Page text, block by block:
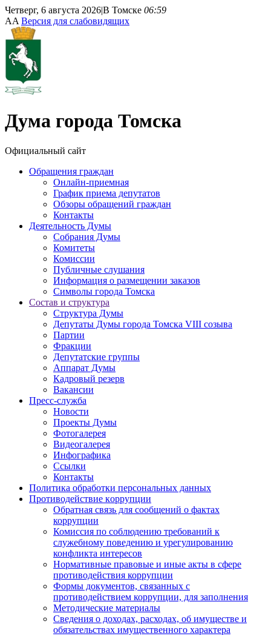
Четверг, 6 августа 2026|В Томске 06:59
AA Версия для слабовидящих
Дума города Томска
Официальный сайт
Обращения граждан
Онлайн-приемная
График приема депутатов
Обзоры обращений граждан
Контакты
Деятельность Думы
Собрания Думы
Комитеты
Комиссии
Публичные слушания
Информация о размещении заказов
Символы города Томска
Состав и структура
Структура Думы
Депутаты Думы города Томска VIII созыва
Партии
Фракции
Депутатские группы
Аппарат Думы
Кадровый резерв
Вакансии
Пресс-служба
Новости
Проекты Думы
Фотогалерея
Видеогалерея
Инфографика
Ссылки
Контакты
Политика обработки персональных данных
Прoтивoдeйствие кoрpупции
Обратная связь для сообщений о фактах
коррупции
Комиссия по соблюдению требований к
служебному поведению и урегулированию
конфликта интересов
Нормативные правовые и иные акты в сфере
противодействия коррупции
Формы документов, связанных с
противодействием коррупции, для заполнения
Методические материалы
Сведения о доходах, расходах, об имуществе и
обязательствах имущественного характера